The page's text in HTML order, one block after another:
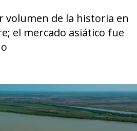
volumen de la historia en
el mercado asiático fue